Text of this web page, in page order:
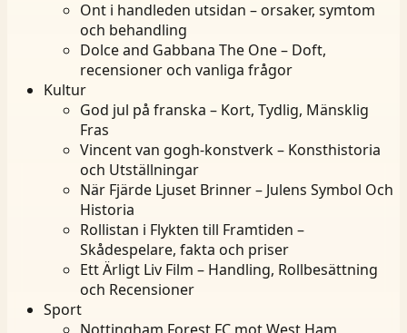
Ont i handleden utsidan – orsaker, symtom
och behandling
Dolce and Gabbana The One – Doft,
recensioner och vanliga frågor
Kultur
God jul på franska – Kort, Tydlig, Mänsklig
Fras
Vincent van gogh-konstverk – Konsthistoria
och Utställningar
När Fjärde Ljuset Brinner – Julens Symbol Och
Historia
Rollistan i Flykten till Framtiden –
Skådespelare, fakta och priser
Ett Ärligt Liv Film – Handling, Rollbesättning
och Recensioner
Sport